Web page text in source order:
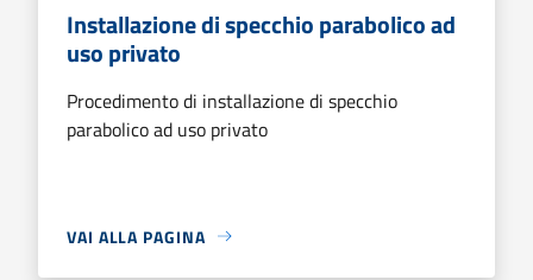
Installazione di specchio parabolico ad
uso privato
Procedimento di installazione di specchio
parabolico ad uso privato
VAI ALLA PAGINA